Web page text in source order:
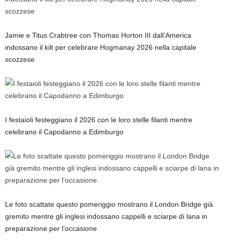
Jamie e Titus Crabtree con Thomas Horton III dall’America
indossano il kilt per celebrare Hogmanay 2026 nella capitale
scozzese
I festaioli festeggiano il 2026 con le loro stelle filanti mentre
celebrano il Capodanno a Edimburgo
Le foto scattate questo pomeriggio mostrano il London Bridge già
gremito mentre gli inglesi indossano cappelli e sciarpe di lana in
preparazione per l’occasione